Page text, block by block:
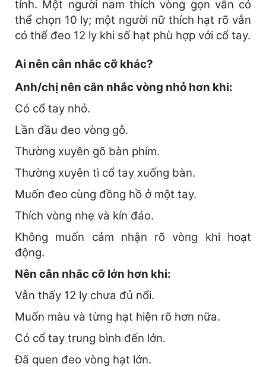
tính. Một người nam thích vòng gọn vẫn có
thể chọn 10 ly; một người nữ thích hạt rõ vẫn
có thể đeo 12 ly khi số hạt phù hợp với cổ tay.
Ai nên cân nhắc cỡ khác?
Anh/chị nên cân nhắc vòng nhỏ hơn khi:
Có cổ tay nhỏ.
Lần đầu đeo vòng gỗ.
Thường xuyên gõ bàn phím.
Thường xuyên tì cổ tay xuống bàn.
Muốn đeo cùng đồng hồ ở một tay.
Thích vòng nhẹ và kín đáo.
Không muốn cảm nhận rõ vòng khi hoạt
động.
Nên cân nhắc cỡ lớn hơn khi:
Vẫn thấy 12 ly chưa đủ nổi.
Muốn màu và từng hạt hiện rõ hơn nữa.
Có cổ tay trung bình đến lớn.
Đã quen đeo vòng hạt lớn.